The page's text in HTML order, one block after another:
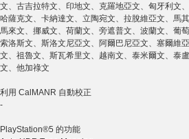
文、古吉拉特文、印地文、克羅地亞文、匈牙利文
哈薩克文、卡納達文、立陶宛文、拉脫維亞文、馬
馬來文、挪威文、荷蘭文、旁遮普文、波蘭文、葡
索洛斯文、斯洛文尼亞文、阿爾巴尼亞文、塞爾維
文、祖魯文、斯瓦希里文、越南文、泰米爾文、泰
文、他加祿文
利用 CalMANR 自動校正
-
PlayStation®5 的功能